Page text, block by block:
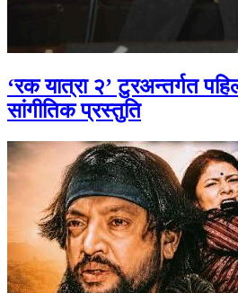
‘रक यात्रा २’ टुरअन्तर्गत
सांगीतिक प्रस्तुति